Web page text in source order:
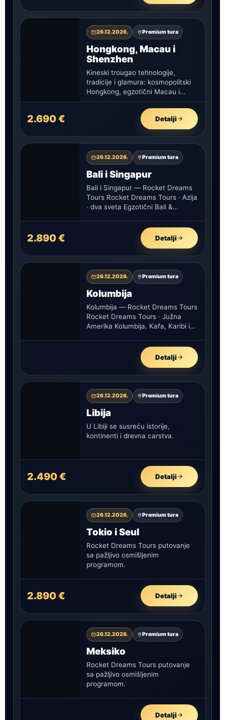
26.12.2026. Premium tura
Hongkong, Macau i
Shenzhen
Kineski trougao tehnologije,
tradicije i glamura: kosmopolitski
Hongkong, egzotični Macau i
futuristički Shenzhen u deset
dana uzbudljive azijske avanture.
2.690 € Detalji
26.12.2026. Premium tura
Bali i Singapur
Bali i Singapur — Rocket Dreams
Tours Rocket Dreams Tours · Azija
· dva sveta Egzotični Bali &
2.890 € Detalji
26.12.2026. Premium tura
Kolumbija
Kolumbija — Rocket Dreams Tours
Rocket Dreams Tours · Južna
Amerika Kolumbija. Kafa, Karibi i
Detalji
26.12.2026. Premium tura
Libija
U Libiji se susreću istorije,
kontinenti i drevna carstva.
2.490 € Detalji
26.12.2026. Premium tura
Tokio i Seul
Rocket Dreams Tours putovanje
sa pažljivo osmišljenim
programom.
2.890 € Detalji
26.12.2026. Premium tura
Meksiko
Rocket Dreams Tours putovanje
sa pažljivo osmišljenim
programom.
Detalji